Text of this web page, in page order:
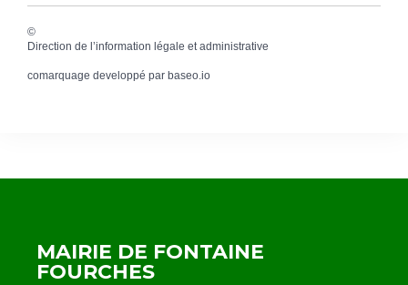
©
Direction de l’information légale et administrative
comarquage developpé par baseo.io
MAIRIE DE FONTAINE
FOURCHES